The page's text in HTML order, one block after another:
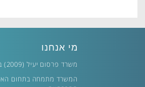
מי אנחנו
משרד פרסום יעיל (2009) בע"מ
המשרד מתמחה בתחום